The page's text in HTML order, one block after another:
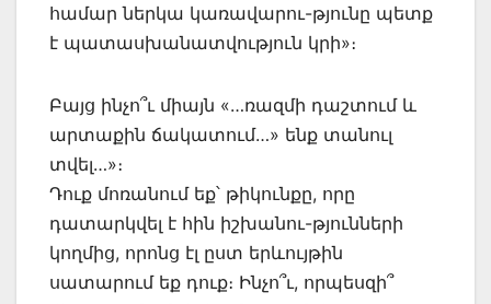
համար ներկա կառավարու-թյունը պետք
է պատասխանատվություն կրի»։
Բայց ինչո՞ւ միայն «…ռազմի դաշտում և
արտաքին ճակատում…» ենք տանուլ
տվել…»։
Դուք մոռանում եք՝ թիկունքը, որը
դատարկվել է հին իշխանու-թյունների
կողմից, որոնց էլ ըստ երևույթին
սատարում եք դուք։ Ինչո՞ւ, որպեսզի՞